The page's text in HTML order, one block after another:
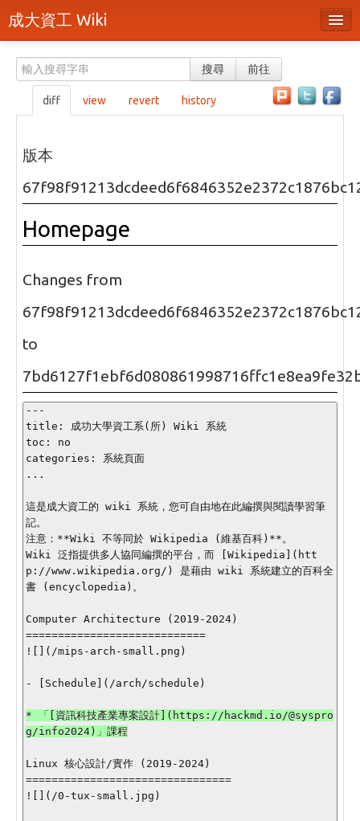
成大資工 Wiki
分類
隨機頁面
最近活動
上傳檔案
頁面原始檔
可列印版本
刪除本頁
登入 / 註冊帳號
搜尋 前往
diff view revert history
版本
Homepage
Changes from
to
---
title: 成功大學資工系(所) Wiki 系統
toc: no
categories: 系統頁面
...
這是成大資工的 wiki 系統，您可自由地在此編撰與閱讀學習筆
記。
注意：**Wiki 不等同於 Wikipedia (維基百科)**。
Wiki 泛指提供多人協同編撰的平台，而 [Wikipedia](htt
p://www.wikipedia.org/) 是藉由 wiki 系統建立的百科全
書 (encyclopedia)。
Computer Architecture (2019-2024)
============================
![](/mips-arch-small.png)
- [Schedule](/arch/schedule)
* 「[資訊科技產業專案設計](https://hackmd.io/@syspro
g/info2024)」課程
Linux 核心設計/實作 (2019-2024)
================================
![](/0-tux-small.jpg)